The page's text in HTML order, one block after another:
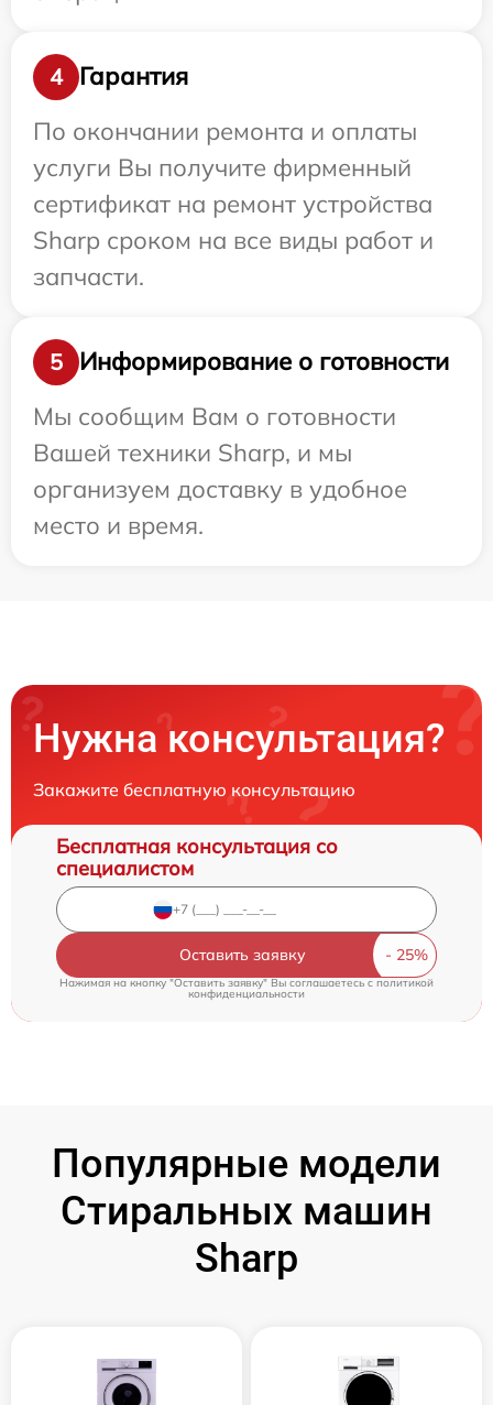
4
Гарантия
По окончании ремонта и оплаты
услуги Вы получите фирменный
сертификат на ремонт устройства
Sharp сроком на все виды работ и
запчасти.
5
Информирование о готовности
Мы сообщим Вам о готовности
Вашей техники Sharp, и мы
организуем доставку в удобное
место и время.
Нужна консультация?
Закажите бесплатную консультацию
Бесплатная консультация со
специалистом
Оставить заявку
Нажимая на кнопку "Оставить заявку" Вы соглашаетесь cполитикой
конфиденциальности
Популярные модели
Стиральных машин
Sharp